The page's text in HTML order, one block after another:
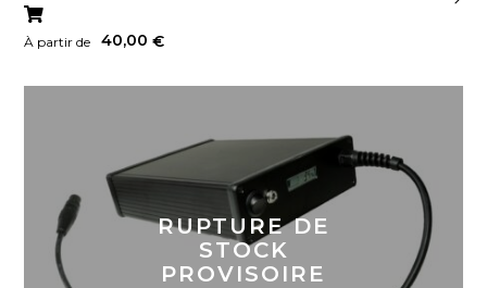
Note
sur 5
À partir de 40,00€
RUPTURE DE
STOCK
PROVISOIRE